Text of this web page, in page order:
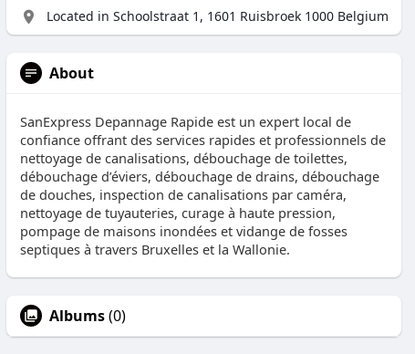
Located in Schoolstraat 1, 1601 Ruisbroek 1000 Belgium
About
SanExpress Depannage Rapide est un expert local de
confiance offrant des services rapides et professionnels de
nettoyage de canalisations, débouchage de toilettes,
débouchage d’éviers, débouchage de drains, débouchage
de douches, inspection de canalisations par caméra,
nettoyage de tuyauteries, curage à haute pression,
pompage de maisons inondées et vidange de fosses
septiques à travers Bruxelles et la Wallonie.
Albums(0)